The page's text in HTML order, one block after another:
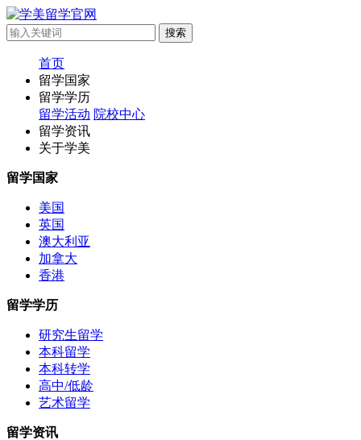
首页
留学国家
留学学历
留学活动 院校中心
留学资讯
关于学美
留学国家
美国
英国
澳大利亚
加拿大
香港
留学学历
研究生留学
本科留学
本科转学
高中/低龄
艺术留学
留学资讯